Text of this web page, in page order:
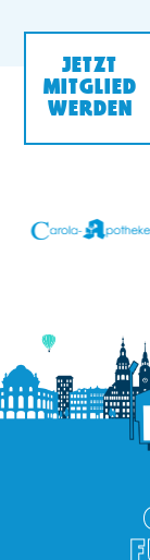
JETZT
MITGLIED
WERDEN